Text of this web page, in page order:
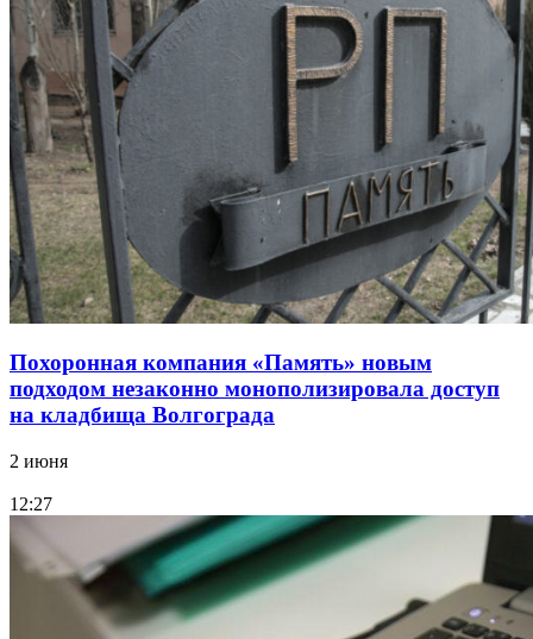
Похоронная компания «Память» новым
подходом незаконно монополизировала доступ
на кладбища Волгограда
2 июня
12:27